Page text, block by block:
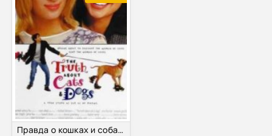
Правда о кошках и собаках (1996)